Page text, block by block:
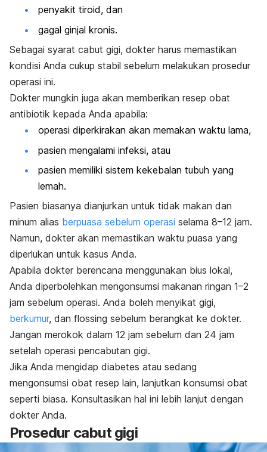
penyakit tiroid, dan
gagal ginjal kronis.
Sebagai syarat cabut gigi, dokter harus memastikan
kondisi Anda cukup stabil sebelum melakukan prosedur
operasi ini.
Dokter mungkin juga akan memberikan resep obat
antibiotik kepada Anda apabila:
operasi diperkirakan akan memakan waktu lama,
pasien mengalami infeksi, atau
pasien memiliki sistem kekebalan tubuh yang
lemah.
Pasien biasanya dianjurkan untuk tidak makan dan
minum alias berpuasa sebelum operasi selama 8–12 jam.
Namun, dokter akan memastikan waktu puasa yang
diperlukan untuk kasus Anda.
Apabila dokter berencana menggunakan bius lokal,
Anda diperbolehkan mengonsumsi makanan ringan 1–2
jam sebelum operasi. Anda boleh menyikat gigi,
berkumur, dan flossing sebelum berangkat ke dokter.
Jangan merokok dalam 12 jam sebelum dan 24 jam
setelah operasi pencabutan gigi.
Jika Anda mengidap diabetes atau sedang
mengonsumsi obat resep lain, lanjutkan konsumsi obat
seperti biasa. Konsultasikan hal ini lebih lanjut dengan
dokter Anda.
Prosedur cabut gigi